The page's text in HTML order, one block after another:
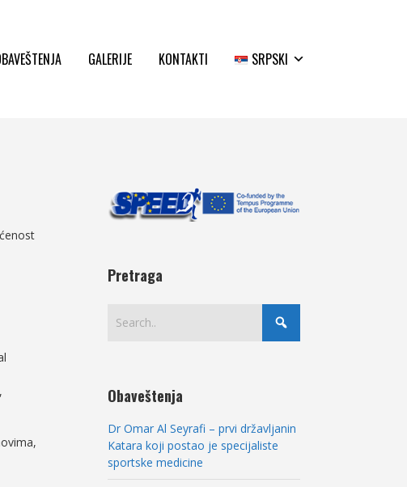
GALERIJE KONTAKTI SRPSKI
Pretraga
Obaveštenja
Dr Omar Al Seyrafi – prvi državljanin
Katara koji postao je specijaliste
sportske medicine